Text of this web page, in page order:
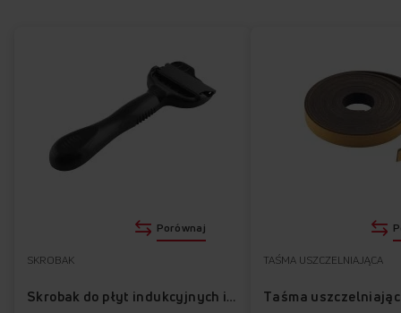
SKROBAK
Skrobak do płyt indukcyjnych i ceramicznych APHB1001
Porównaj
TAŚMA USZCZELNIAJĄCA
Taśma